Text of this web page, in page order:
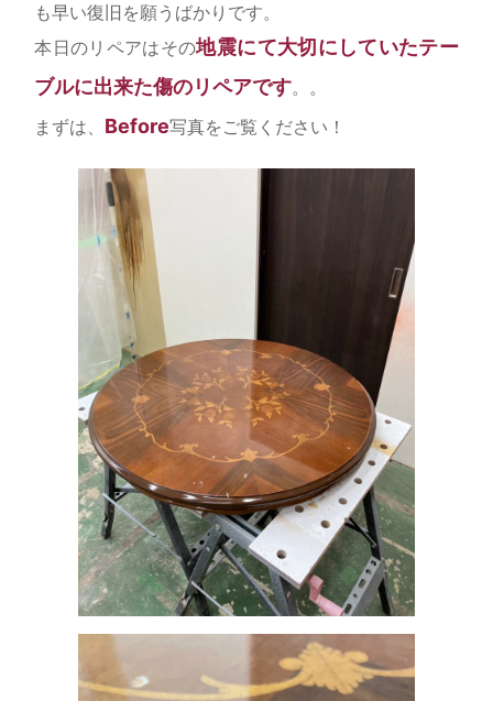
も早い復旧を願うばかりです。
本日のリペアはその地震にて大切にしていたテー
ブルに出来た傷のリペアです。。
まずは、 Before写真をご覧ください！